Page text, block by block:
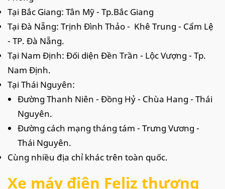
Tại Bắc Giang: Tân Mỹ - Tp.Bắc Giang
Tại Đà Nẵng: Trịnh Đình Thảo - Khê Trung - Cẩm Lệ
- TP. Đà Nẵng.
Tại Nam Định: Đối diện Đền Trần - Lộc Vượng - Tp.
Nam Định.
Tại Thái Nguyên:
Đường Thanh Niên - Đồng Hỷ - Chùa Hang - Thái
Nguyên.
Đường cách mạng tháng tám - Trưng Vương -
Thái Nguyên.
Cùng nhiều địa chỉ khác trên toàn quốc.
Xe máy điện Feliz thương